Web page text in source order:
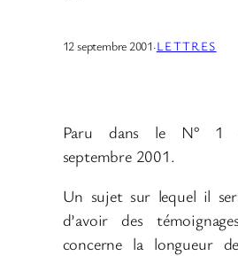
12 septembre 2001·LETTRES
Paru dans le N° 1
septembre 2001.
Un sujet sur lequel il
d’avoir des
concerne la longueur